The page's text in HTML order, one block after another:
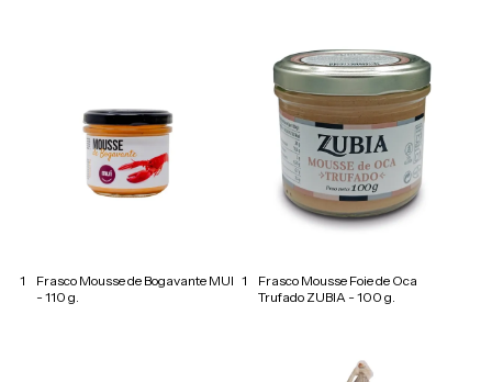
1
Frasco Mousse de Bogavante MUI
- 110 g.
1
Frasco Mousse Foie de Oca
Trufado ZUBIA - 100 g.